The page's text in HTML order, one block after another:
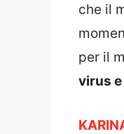
che il
per il
virus